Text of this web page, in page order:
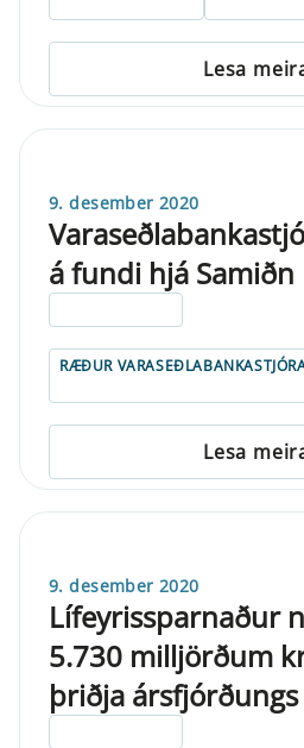
Lesa
9. desember 2020
á fundi hjá Samiðn
RÆÐUR
Lesa
9. desember 2020
Lífeyrissparnaður
5.730 milljörðum
þriðja